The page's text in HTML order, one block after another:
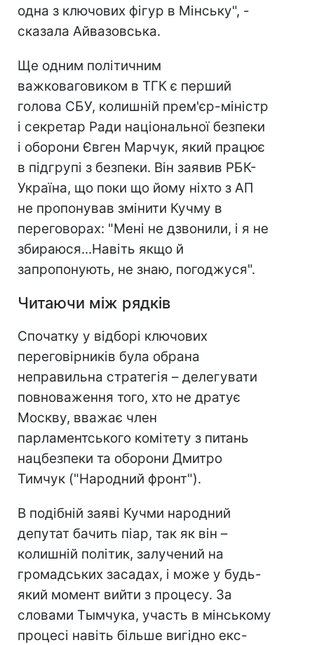
одна з ключових фігур в Мінську", -
сказала Айвазовська.
Ще одним політичним
важковаговиком в ТГК є перший
голова СБУ, колишній прем'єр-міністр
і секретар Ради національної безпеки
і оборони Євген Марчук, який працює
в підгрупі з безпеки. Він заявив РБК-
Україна, що поки що йому ніхто з АП
не пропонував змінити Кучму в
переговорах: "Мені не дзвонили, і я не
збираюся...Навіть якщо й
запропонують, не знаю, погоджуся".
Читаючи між рядків
Спочатку у відборі ключових
переговірників була обрана
неправильна стратегія – делегувати
повноваження того, хто не дратує
Москву, вважає член
парламентського комітету з питань
нацбезпеки та оборони Дмитро
Тимчук ("Народний фронт").
В подібній заяві Кучми народний
депутат бачить піар, так як він –
колишній політик, залучений на
громадських засадах, і може у будь-
який момент вийти з процесу. За
словами Тымчука, участь в мінському
процесі навіть більше вигідно екс-